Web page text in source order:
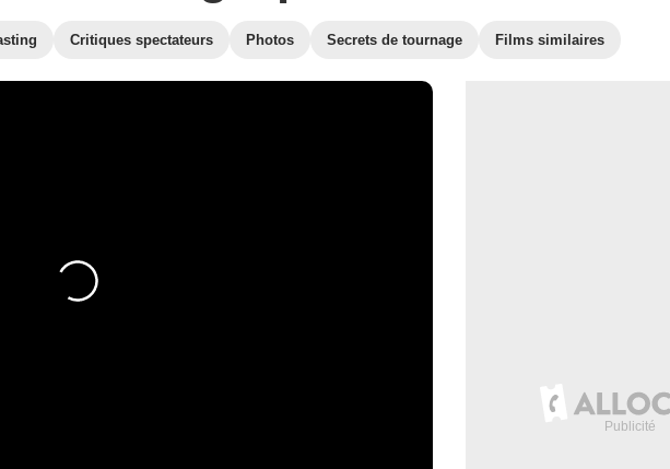
Critiques spectateurs Photos Secrets de tournage Films similaires